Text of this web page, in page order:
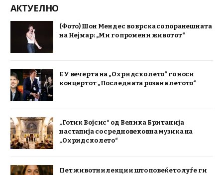
АКТУЕЛНО
(Фото) Шон Мендес во врска со поранешната
на Нејмар: „Ми го промени животот“
ЕУ вечерта на „Охридско лето“ го носи
концертот „Последната роза на летото“
„Готик Војсис“ од Велика Британија
настапија со средновековна музика на
„Охридско лето“
Пет животни лекции што повеќето луѓе ги